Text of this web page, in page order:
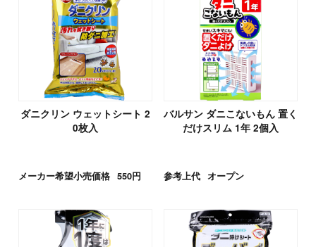
ダニクリン ウェットシート 2
0枚入
メーカー希望小売価格 550円
バルサン ダニこないもん 置く
だけスリム 1年 2個入
参考上代 オープン